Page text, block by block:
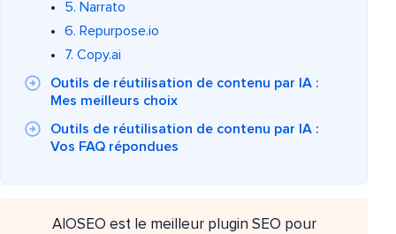
5. Narrato
6. Repurpose.io
7. Copy.ai
Outils de réutilisation de contenu par IA :
Mes meilleurs choix
Outils de réutilisation de contenu par IA :
Vos FAQ répondues
AIOSEO est le meilleur plugin SEO pour